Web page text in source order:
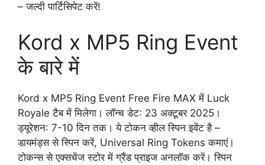
– जल्दी पार्टिसिपेट करें!
Kord x MP5 Ring Event
के बारे में
Kord x MP5 Ring Event Free Fire MAX में Luck
Royale टैब में मिलेगा। लॉन्च डेट: 23 अक्टूबर 2025।
ड्यूरेशन: 7-10 दिन तक। ये टोकन व्हील स्पिन इवेंट है –
डायमंड्स से स्पिन करें, Universal Ring Tokens कमाएं।
टोकन्स से एक्सचेंज स्टोर में ग्रैंड प्राइज अनलॉक करें। स्पिन